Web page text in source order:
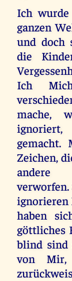
Ich
ganzen
und doch
die
Ich
mache,
ignoriert,
gemacht.
Zeichen,
andere
verworfen.
ignorieren
haben
göttliches
blind sind
von Mir,